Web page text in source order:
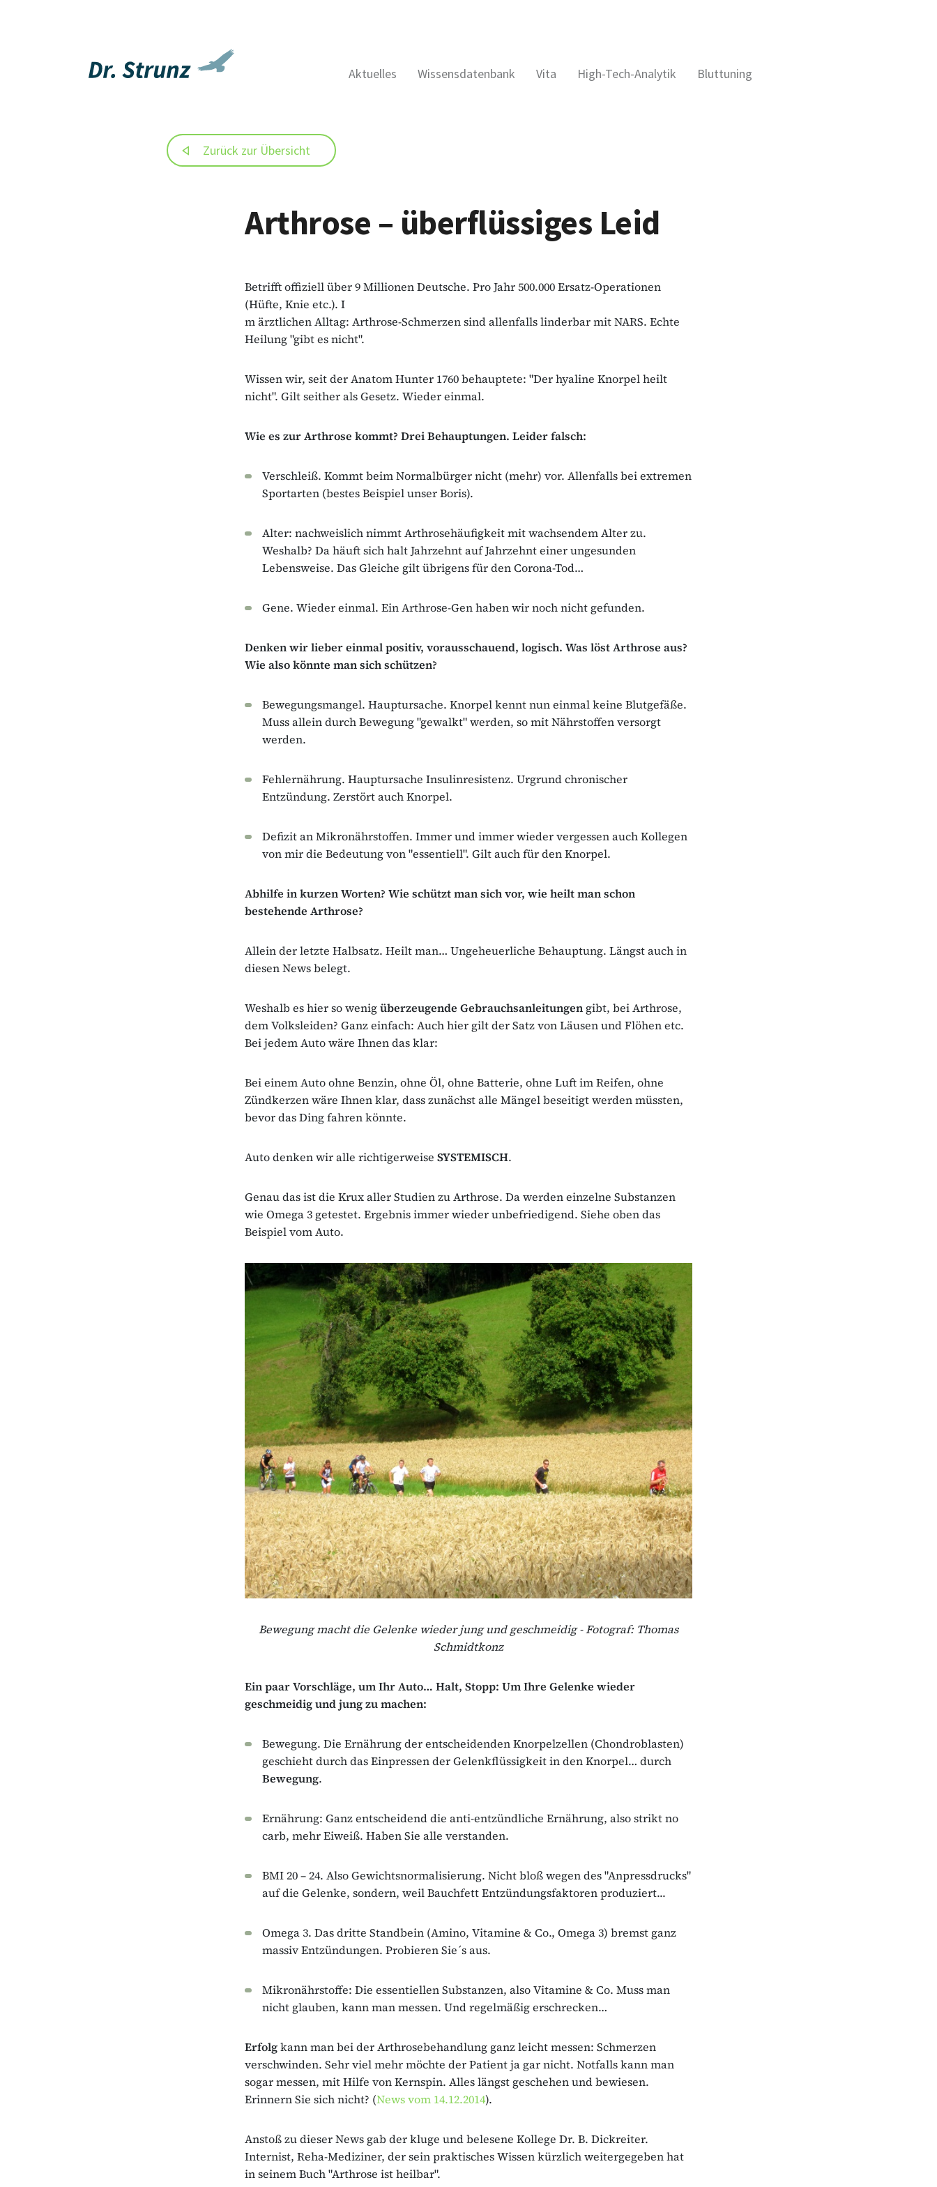
Aktuelles Wissensdatenbank Vita High-Tech-Analytik Bluttuning
Zurück zur Übersicht
Arthrose – überflüssiges Leid
Betrifft offiziell über 9 Millionen Deutsche. Pro Jahr 500.000 Ersatz-Operationen
(Hüfte, Knie etc.). I
m ärztlichen Alltag: Arthrose-Schmerzen sind allenfalls linderbar mit NARS. Echte
Heilung "gibt es nicht".
Wissen wir, seit der Anatom Hunter 1760 behauptete: "Der hyaline Knorpel heilt
nicht". Gilt seither als Gesetz. Wieder einmal.
Wie es zur Arthrose kommt? Drei Behauptungen. Leider falsch:
Verschleiß. Kommt beim Normalbürger nicht (mehr) vor. Allenfalls bei extremen
Sportarten (bestes Beispiel unser Boris).
Alter: nachweislich nimmt Arthrosehäufigkeit mit wachsendem Alter zu.
Weshalb? Da häuft sich halt Jahrzehnt auf Jahrzehnt einer ungesunden
Lebensweise. Das Gleiche gilt übrigens für den Corona-Tod…
Gene. Wieder einmal. Ein Arthrose-Gen haben wir noch nicht gefunden.
Denken wir lieber einmal positiv, vorausschauend, logisch. Was löst Arthrose aus?
Wie also könnte man sich schützen?
Bewegungsmangel. Hauptursache. Knorpel kennt nun einmal keine Blutgefäße.
Muss allein durch Bewegung "gewalkt" werden, so mit Nährstoffen versorgt
werden.
Fehlernährung. Hauptursache Insulinresistenz. Urgrund chronischer
Entzündung. Zerstört auch Knorpel.
Defizit an Mikronährstoffen. Immer und immer wieder vergessen auch Kollegen
von mir die Bedeutung von "essentiell". Gilt auch für den Knorpel.
Abhilfe in kurzen Worten? Wie schützt man sich vor, wie heilt man schon
bestehende Arthrose?
Allein der letzte Halbsatz. Heilt man… Ungeheuerliche Behauptung. Längst auch in
diesen News belegt.
Weshalb es hier so wenigüberzeugende Gebrauchsanleitungen gibt, bei Arthrose,
dem Volksleiden? Ganz einfach: Auch hier gilt der Satz von Läusen und Flöhen etc.
Bei jedem Auto wäre Ihnen das klar:
Bei einem Auto ohne Benzin, ohne Öl, ohne Batterie, ohne Luft im Reifen, ohne
Zündkerzen wäre Ihnen klar, dass zunächst alle Mängel beseitigt werden müssten,
bevor das Ding fahren könnte.
Auto denken wir alle richtigerweise SYSTEMISCH.
Genau das ist die Krux aller Studien zu Arthrose. Da werden einzelne Substanzen
wie Omega 3 getestet. Ergebnis immer wieder unbefriedigend. Siehe oben das
Beispiel vom Auto.
Bewegung macht die Gelenke wieder jung und geschmeidig - Fotograf: Thomas
Schmidtkonz
Ein paar Vorschläge, um Ihr Auto… Halt, Stopp: Um Ihre Gelenke wieder
geschmeidig und jung zu machen:
Bewegung. Die Ernährung der entscheidenden Knorpelzellen (Chondroblasten)
geschieht durch das Einpressen der Gelenkflüssigkeit in den Knorpel… durch
Bewegung.
Ernährung: Ganz entscheidend die anti-entzündliche Ernährung, also strikt no
carb, mehr Eiweiß. Haben Sie alle verstanden.
BMI 20 – 24. Also Gewichtsnormalisierung. Nicht bloß wegen des "Anpressdrucks"
auf die Gelenke, sondern, weil Bauchfett Entzündungsfaktoren produziert...
Omega 3. Das dritte Standbein (Amino, Vitamine & Co., Omega 3) bremst ganz
massiv Entzündungen. Probieren Sie´s aus.
Mikronährstoffe: Die essentiellen Substanzen, also Vitamine & Co. Muss man
nicht glauben, kann man messen. Und regelmäßig erschrecken…
Erfolgkann man bei der Arthrosebehandlung ganz leicht messen: Schmerzen
verschwinden. Sehr viel mehr möchte der Patient ja gar nicht. Notfalls kann man
sogar messen, mit Hilfe von Kernspin. Alles längst geschehen und bewiesen.
Erinnern Sie sich nicht? (News vom 14.12.2014).
Anstoß zu dieser News gab der kluge und belesene Kollege Dr. B. Dickreiter.
Internist, Reha-Mediziner, der sein praktisches Wissen kürzlich weitergegeben hat
in seinem Buch "Arthrose ist heilbar".